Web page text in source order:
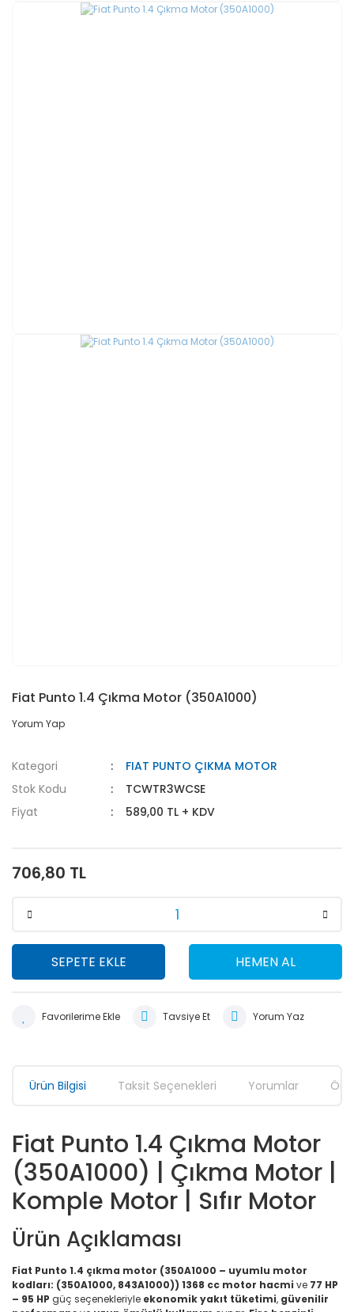
Fiat Punto 1.4 Çıkma Motor (350A1000)
Yorum Yap
Kategori
FIAT PUNTO ÇIKMA MOTOR
Stok Kodu
TCWTR3WCSE
Fiyat
589,00 TL + KDV
706,80 TL
SEPETE EKLE HEMEN AL
Tavsiye Et Yorum Yaz
Ürün Bilgisi Taksit Seçenekleri Yorumlar
Fiat Punto 1.4 Çıkma Motor
(350A1000) | Çıkma Motor |
Komple Motor | Sıfır Motor
Ürün Açıklaması
Fiat Punto 1.4 çıkma motor (350A1000 – uyumlu motor
kodları: (350A1000, 843A1000)) 1368 cc motor hacmi ve 77 HP
– 95 HP güç seçenekleriyle ekonomik yakıt tüketimi, güvenilir